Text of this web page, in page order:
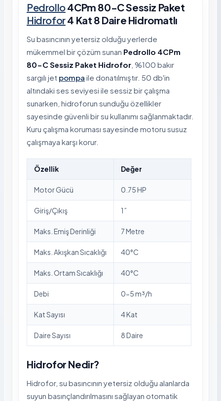
Pedrollo4CPm 80-C Sessiz Paket
Hidrofor4 Kat 8 Daire Hidromatlı
Su basıncının yetersiz olduğu yerlerde
mükemmel bir çözüm sunan Pedrollo 4CPm
80-C Sessiz Paket Hidrofor , %100 bakır
sargılı jet pompa ile donatılmıştır. 50 db'in
altındaki ses seviyesi ile sessiz bir çalışma
sunarken, hidroforun sunduğu özellikler
sayesinde güvenli bir su kullanımı sağlanmaktadır.
Kuru çalışma koruması sayesinde motoru susuz
çalışmaya karşı korur.
Özellik Değer
Motor Gücü 0.75 HP
Giriş/Çıkış 1”
Maks. Emiş Derinliği 7 Metre
Maks. Akışkan Sıcaklığı 40°C
Maks. Ortam Sıcaklığı 40°C
Debi 0-5 m³/h
Kat Sayısı 4 Kat
Daire Sayısı 8 Daire
Hidrofor Nedir?
Hidrofor, su basıncının yetersiz olduğu alanlarda
suyun basınçlandırılmasını sağlayan otomatik